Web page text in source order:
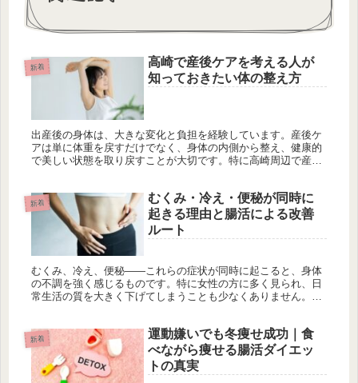
新着
高崎で産後ケアを考える人が
知っておきたい体の整え方
出産後の身体は、大きな変化と負担を経験しています。産後ケ
アは単に体重を戻すだけでなく、身体の内側から整え、健康的
で美しい状態を取り戻すことが大切です。特に高崎周辺で産後
新着
むくみ・冷え・便秘が同時に
起きる理由と腸活による改善
ルート
むくみ、冷え、便秘――これらの症状が同時に起こると、身体
の不調を強く感じるものです。特に女性の方に多く見られ、日
常生活の質を大きく下げてしまうことも少なくありません。こ
新着
運動嫌いでも冬痩せ成功｜食
べながら痩せる腸活ダイエッ
トの真実